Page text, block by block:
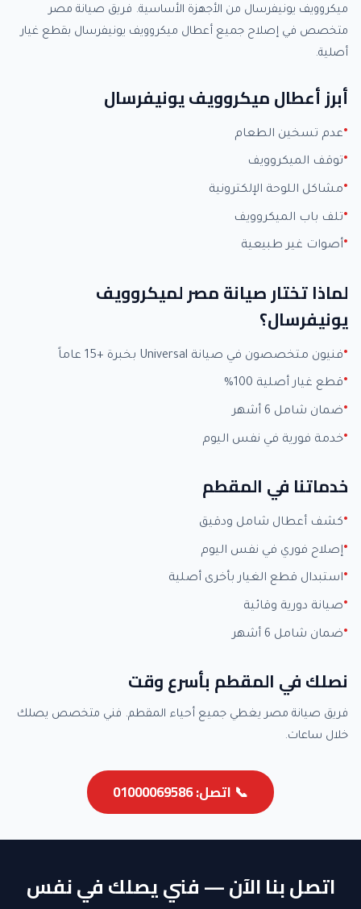
ميكروويف يونيفرسال من الأجهزة الأساسية. فريق صيانة مصر
متخصص في إصلاح جميع أعطال ميكروويف يونيفرسال بقطع غيار
أصلية.
أبرز أعطال ميكروويف يونيفرسال
عدم تسخين الطعام
توقف الميكروويف
مشاكل اللوحة الإلكترونية
تلف باب الميكروويف
أصوات غير طبيعية
لماذا تختار صيانة مصر لميكروويف
يونيفرسال؟
فنيون متخصصون في صيانة Universal بخبرة +15 عاماً
قطع غيار أصلية 100%
ضمان شامل 6 أشهر
خدمة فورية في نفس اليوم
خدماتنا في المقطم
كشف أعطال شامل ودقيق
إصلاح فوري في نفس اليوم
استبدال قطع الغيار بأخرى أصلية
صيانة دورية وقائية
ضمان شامل 6 أشهر
نصلك في المقطم بأسرع وقت
فريق صيانة مصر يغطي جميع أحياء المقطم. فني متخصص يصلك
خلال ساعات.
📞 اتصل: 01000069586
اتصل بنا الآن — فني يصلك في نفس